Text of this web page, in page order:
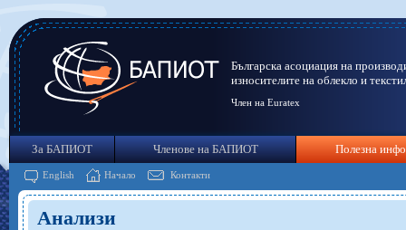
Българска асоциация на
износителите на облекло и
Член на Euratex
За БАПИОТ Членове на БАПИОТ Полезна
English Начало Контакти
Анализи